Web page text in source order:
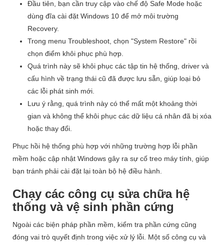
Đầu tiên, bạn cần truy cập vào chế độ Safe Mode hoặc
dùng đĩa cài đặt Windows 10 để mở môi trường
Recovery.
Trong menu Troubleshoot, chọn "System Restore" rồi
chọn điểm khôi phục phù hợp.
Quá trình này sẽ khôi phục các tập tin hệ thống, driver và
cấu hình về trạng thái cũ đã được lưu sẵn, giúp loại bỏ
các lỗi phát sinh mới.
Lưu ý rằng, quá trình này có thể mất một khoảng thời
gian và không thể khôi phục các dữ liệu cá nhân đã bị xóa
hoặc thay đổi.
Phục hồi hệ thống phù hợp với những trường hợp lỗi phần
mềm hoặc cập nhật Windows gây ra sự cố treo máy tính, giúp
bạn tránh phải cài đặt lại toàn bộ hệ điều hành.
Chạy các công cụ sửa chữa hệ
thống và vệ sinh phần cứng
Ngoài các biện pháp phần mềm, kiểm tra phần cứng cũng
đóng vai trò quyết định trong việc xử lý lỗi. Một số công cụ và